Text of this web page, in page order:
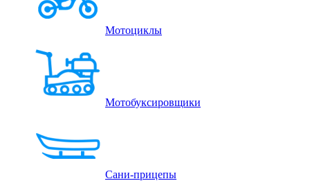
Мотоциклы
Мотобуксировщики
Сани-прицепы